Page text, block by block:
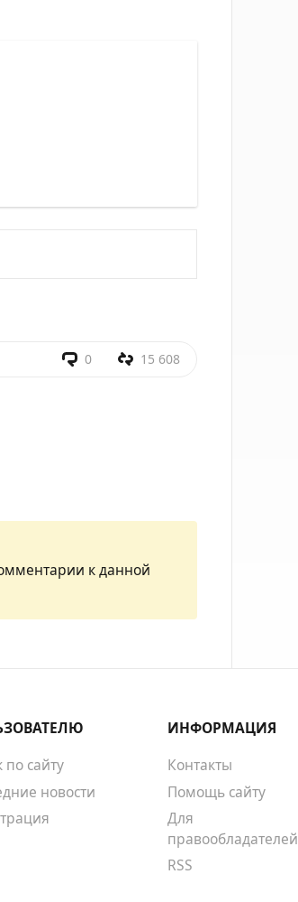
0 15 608
к данной
по сайту
новости
ИНФОРМАЦИЯ
Контакты
Помощь сайту
Для
правообладателей
RSS